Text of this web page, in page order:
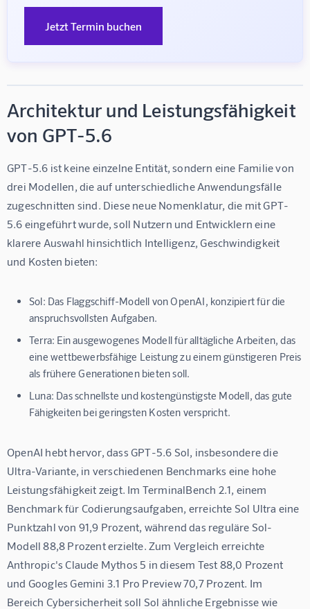
Jetzt Termin buchen
Architektur und Leistungsfähigkeit
von GPT-5.6
GPT-5.6 ist keine einzelne Entität, sondern eine Familie von
drei Modellen, die auf unterschiedliche Anwendungsfälle
zugeschnitten sind. Diese neue Nomenklatur, die mit GPT-
5.6 eingeführt wurde, soll Nutzern und Entwicklern eine
klarere Auswahl hinsichtlich Intelligenz, Geschwindigkeit
und Kosten bieten:
Sol: Das Flaggschiff-Modell von OpenAI, konzipiert für die
anspruchsvollsten Aufgaben.
Terra: Ein ausgewogenes Modell für alltägliche Arbeiten, das
eine wettbewerbsfähige Leistung zu einem günstigeren Preis
als frühere Generationen bieten soll.
Luna: Das schnellste und kostengünstigste Modell, das gute
Fähigkeiten bei geringsten Kosten verspricht.
OpenAI hebt hervor, dass GPT-5.6 Sol, insbesondere die
Ultra-Variante, in verschiedenen Benchmarks eine hohe
Leistungsfähigkeit zeigt. Im TerminalBench 2.1, einem
Benchmark für Codierungsaufgaben, erreichte Sol Ultra eine
Punktzahl von 91,9 Prozent, während das reguläre Sol-
Modell 88,8 Prozent erzielte. Zum Vergleich erreichte
Anthropic's Claude Mythos 5 in diesem Test 88,0 Prozent
und Googles Gemini 3.1 Pro Preview 70,7 Prozent. Im
Bereich Cybersicherheit soll Sol ähnliche Ergebnisse wie